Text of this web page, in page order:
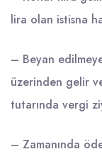
lira olan istisna
– Beyan
üzerinden gelir
tutarında vergi
– Zamanında